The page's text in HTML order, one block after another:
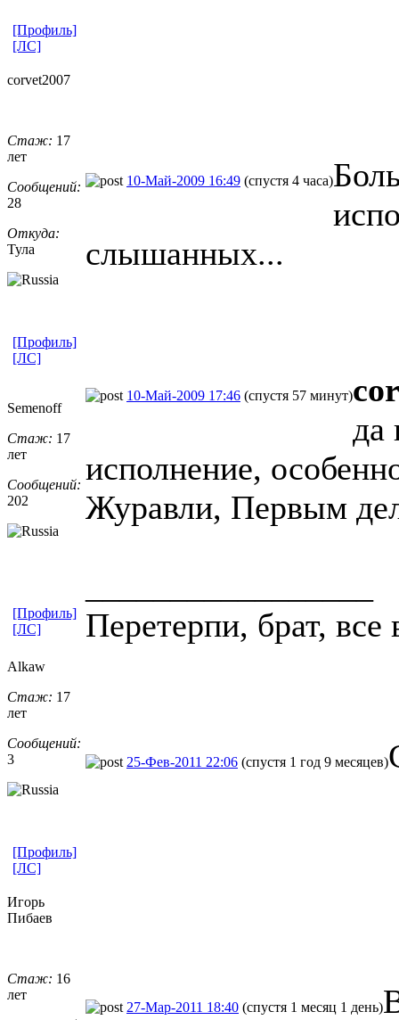
[Профиль]
[ЛС]
corvet2007
Стаж: 17
лет
Сообщений:
28
Откуда:
Тула
10-Май-2009 16:49 (спустя 4 часа)
слышанных...
[Профиль]
[ЛС]
Semenoff
Стаж: 17
лет
Сообщений:
202
10-Май-2009 17:46 (спустя 57 минут)
да
исполнение,
Журавли, Первым
Пеpетеpпи, бpат, все
[Профиль]
[ЛС]
Alkaw
Стаж: 17
лет
Сообщений:
3
25-Фев-2011 22:06 (спустя 1 год 9 месяцев)
[Профиль]
[ЛС]
Игорь
Пибаев
Стаж: 16
лет
27-Мар-2011 18:40 (спустя 1 месяц 1 день)